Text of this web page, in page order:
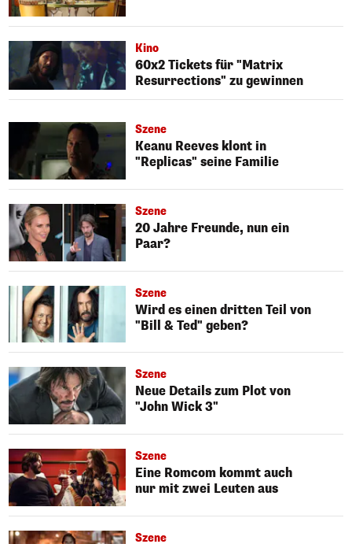
Kino
60x2 Tickets für "Matrix
Resurrections" zu gewinnen
Szene
Keanu Reeves klont in
"Replicas" seine Familie
Szene
20 Jahre Freunde, nun ein
Paar?
Szene
Wird es einen dritten Teil von
"Bill & Ted" geben?
Szene
Neue Details zum Plot von
"John Wick 3"
Szene
Eine Romcom kommt auch
nur mit zwei Leuten aus
Szene